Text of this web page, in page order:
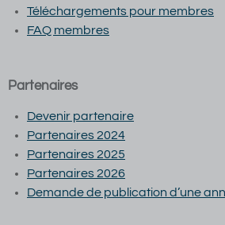
Téléchargements pour membres
FAQ membres
Partenaires
Devenir partenaire
Partenaires 2024
Partenaires 2025
Partenaires 2026
Demande de publication d’une